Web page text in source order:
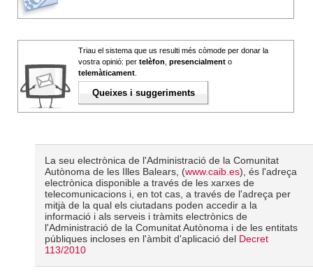
Triau el sistema que us resulti més còmode per donar la
vostra opinió: per telèfon presencialment o
telemàticament
Queixes i suggeriments
La seu electrònica de l'Administració de la Comunitat
Autònoma de les Illes Balears, (www.caib.es), és l'adreça
electrònica disponible a través de les xarxes de
telecomunicacions i, en tot cas, a través de l'adreça per
mitjà de la qual els ciutadans poden accedir a la
informació i als serveis i tràmits electrònics de
l'Administració de la Comunitat Autònoma i de les entitats
públiques incloses en l'àmbit d'aplicació del Decret
113/2010